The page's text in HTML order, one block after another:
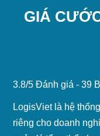
GIÁ
3.8/5 Đánh giá -39
LogisViet là hệ
riêng cho doanh